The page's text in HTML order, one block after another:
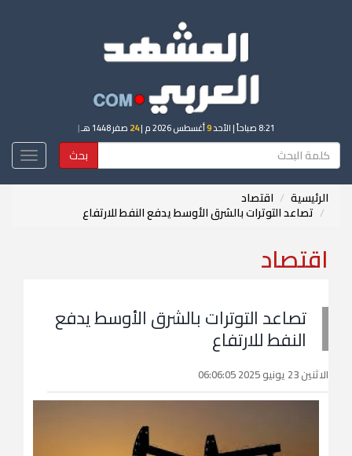
8:21 صباحاً | الأحد9أغسطس 2026 م | 24 صفر 1448 هـ |
بحث
الرئيسية اقتصاد
تصاعد التوترات بالشرق الأوسط يدفع النفط للارتفاع
اقتصاد
تصاعد التوترات بالشرق الأوسط يدفع
النفط للارتفاع
الاثنين 23 يونيو 2025 06:06:05